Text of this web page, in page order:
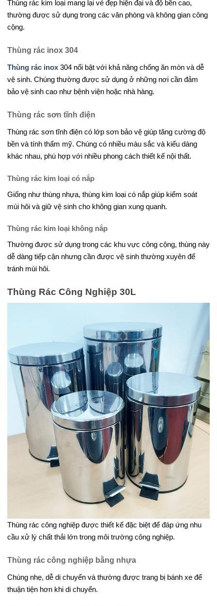
Thùng rác kim loại mang lại vẻ đẹp hiện đại và độ bền cao,
thường được sử dụng trong các văn phòng và không gian công
cộng.
Thùng rác inox 304
Thùng rác inox 304 nổi bật với khả năng chống ăn mòn và dễ
vệ sinh. Chúng thường được sử dụng ở những nơi cần đảm
bảo vệ sinh cao như bệnh viện hoặc nhà hàng.
Thùng rác sơn tĩnh điện
Thùng rác sơn tĩnh điện có lớp sơn bảo vệ giúp tăng cường độ
bền và tính thẩm mỹ. Chúng có nhiều màu sắc và kiểu dáng
khác nhau, phù hợp với nhiều phong cách thiết kế nội thất.
Thùng rác kim loại có nắp
Giống như thùng nhựa, thùng kim loại có nắp giúp kiểm soát
mùi hôi và giữ vệ sinh cho không gian xung quanh.
Thùng rác kim loại không nắp
Thường được sử dụng trong các khu vực công cộng, thùng này
dễ dàng tiếp cận nhưng cần được vệ sinh thường xuyên để
tránh mùi hôi.
Thùng Rác Công Nghiệp 30L
Thùng rác công nghiệp được thiết kế đặc biệt để đáp ứng nhu
cầu xử lý chất thải lớn trong môi trường công nghiệp.
Thùng rác công nghiệp bằng nhựa
Chúng nhẹ, dễ di chuyển và thường được trang bị bánh xe để
thuận tiện hơn khi di chuyển.